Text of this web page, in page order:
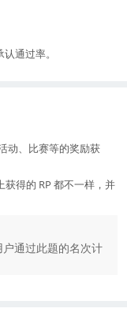
通过率。
动、比赛等的奖励获
得的 RP 都不一样，并
通过此题的名次计